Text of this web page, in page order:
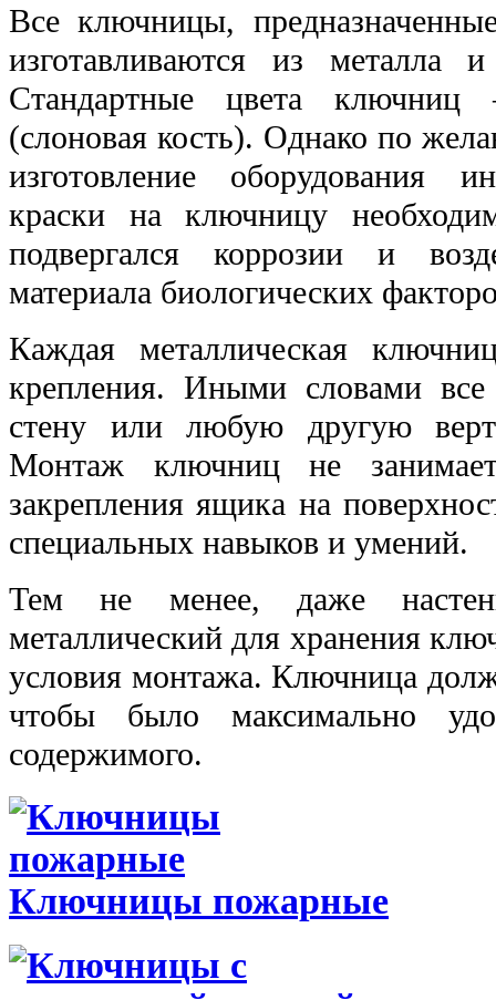
Все ключницы,
изготавливаются из металла
Стандартные цвета
(слоновая кость). Однако по
изготовление оборудования
краски на ключницу
подвергался коррозии и
материала биологических
Каждая металлическая
крепления. Иными словами
стену или любую другую
Монтаж ключниц не
закрепления ящика на
специальных навыков и умений.
Тем не менее, даже
металлический для хранения
условия монтажа. Ключница
чтобы было максимально
содержимого.
Ключницы пожарные